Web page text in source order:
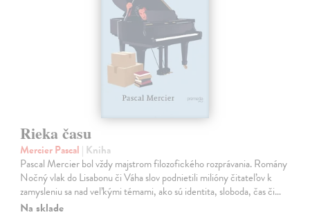
Rieka času
Mercier Pascal | Kniha
Pascal Mercier bol vždy majstrom filozofického rozprávania. Romány
Nočný vlak do Lisabonu či Váha slov podnietili milióny čitateľov k
zamysleniu sa nad veľkými témami, ako sú identita, sloboda, čas či…
Na sklade